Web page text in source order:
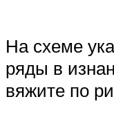
На схеме
ряды в
вяжите по